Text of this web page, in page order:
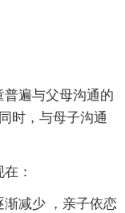
遍与父母沟通的
时，与母子沟通
：
渐减少 ，亲子依恋